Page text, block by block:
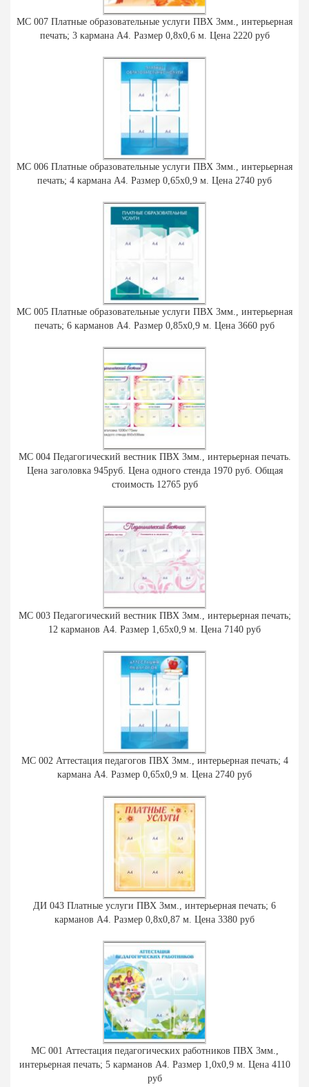
МС 007 Платные образовательные услуги ПВХ 3мм., интерьерная
печать; 3 кармана А4. Размер 0,8х0,6 м. Цена 2220 руб
МС 006 Платные образовательные услуги ПВХ 3мм., интерьерная
печать; 4 кармана А4. Размер 0,65х0,9 м. Цена 2740 руб
МС 005 Платные образовательные услуги ПВХ 3мм., интерьерная
печать; 6 карманов А4. Размер 0,85х0,9 м. Цена 3660 руб
МС 004 Педагогический вестник ПВХ 3мм., интерьерная печать.
Цена заголовка 945руб. Цена одного стенда 1970 руб. Общая
стоимость 12765 руб
МС 003 Педагогический вестник ПВХ 3мм., интерьерная печать;
12 карманов А4. Размер 1,65х0,9 м. Цена 7140 руб
МС 002 Аттестация педагогов ПВХ 3мм., интерьерная печать; 4
кармана А4. Размер 0,65х0,9 м. Цена 2740 руб
ДИ 043 Платные услуги ПВХ 3мм., интерьерная печать; 6
карманов А4. Размер 0,8х0,87 м. Цена 3380 руб
МС 001 Аттестация педагогических работников ПВХ 3мм.,
интерьерная печать; 5 карманов А4. Размер 1,0х0,9 м. Цена 4110
руб